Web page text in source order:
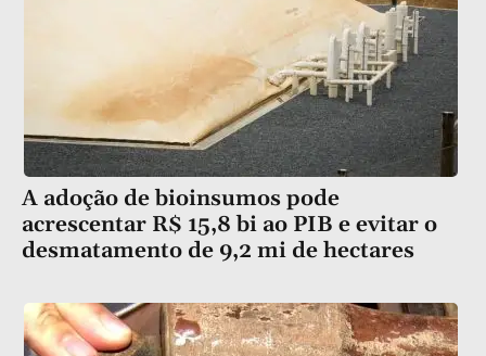
A adoção de bioinsumos pode
acrescentar R$ 15,8 bi ao PIB e evitar o
desmatamento de 9,2 mi de hectares